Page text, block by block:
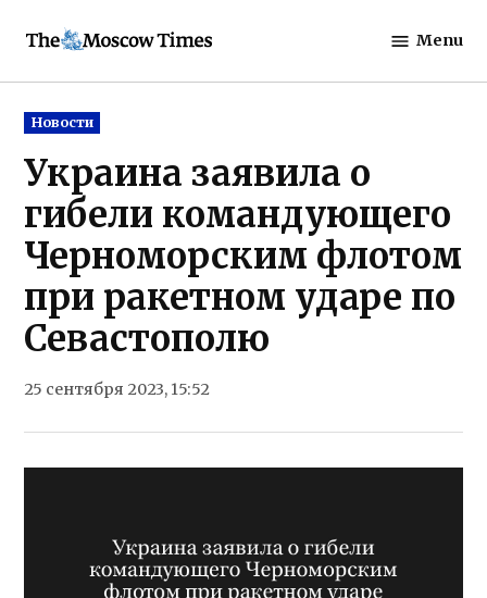
Moscow
Menu
Posted
in
Новости
Украина заявила о
гибели командующего
Черноморским флотом
при ракетном ударе по
Севастополю
25 сентября 2023, 15:52